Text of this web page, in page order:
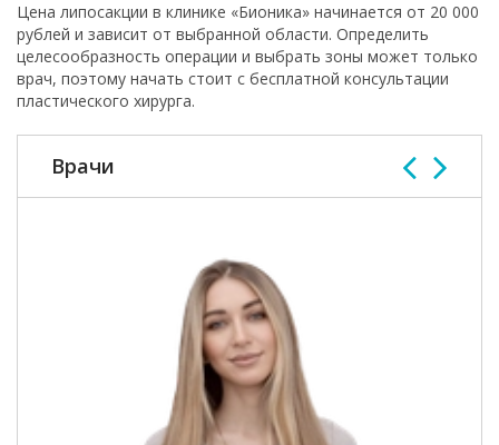
Цена липосакции в клинике «Бионика» начинается от 20 000
рублей и зависит от выбранной области. Определить
целесообразность операции и выбрать зоны может только
врач, поэтому начать стоит с бесплатной консультации
пластического хирурга.
Врачи